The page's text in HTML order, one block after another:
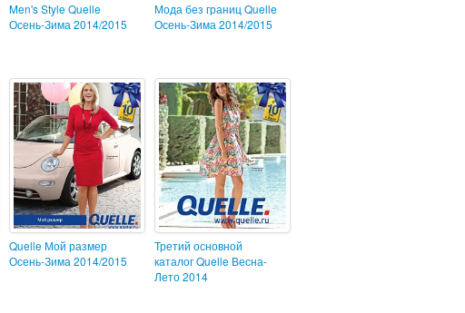
Men's Style Quelle
Осень-Зима 2014/2015
Мода без границ Quelle
Осень-Зима 2014/2015
Quelle Мой размер
Осень-Зима 2014/2015
Третий основной
каталог Quelle Весна-
Лето 2014